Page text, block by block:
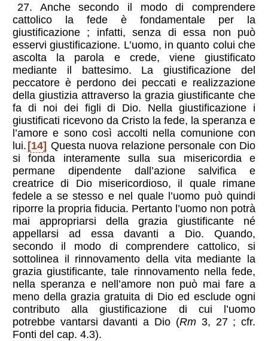
27. Anche secondo il modo di comprendere
cattolico la fede è fondamentale per la
giustificazione ; infatti, senza di essa non può
esservi giustificazione. L’uomo, in quanto colui che
ascolta la parola e crede, viene giustificato
mediante il battesimo. La giustificazione del
peccatore è perdono dei peccati e realizzazione
della giustizia attraverso la grazia giustificante che
fa di noi dei figli di Dio. Nella giustificazione i
giustificati ricevono da Cristo la fede, la speranza e
l’amore e sono così accolti nella comunione con
lui. [14] Questa nuova relazione personale con Dio
si fonda interamente sulla sua misericordia e
permane dipendente dall’azione salvifica e
creatrice di Dio misericordioso, il quale rimane
fedele a se stesso e nel quale l’uomo può quindi
riporre la propria fiducia. Pertanto l’uomo non potrà
mai appropriarsi della grazia giustificante né
appellarsi ad essa davanti a Dio. Quando,
secondo il modo di comprendere cattolico, si
sottolinea il rinnovamento della vita mediante la
grazia giustificante, tale rinnovamento nella fede,
nella speranza e nell’amore non può mai fare a
meno della grazia gratuita di Dio ed esclude ogni
contributo alla giustificazione di cui l’uomo
potrebbe vantarsi davanti a Dio (Rm3, 27 ; cfr.
Fonti del cap. 4.3).